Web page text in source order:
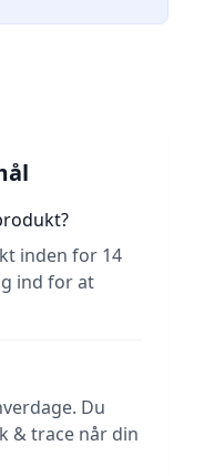
inden for 14
ind for at
Du
& trace når din